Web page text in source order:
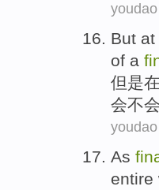
youdao
But at
of a
但是在
会不
youdao
As
entire